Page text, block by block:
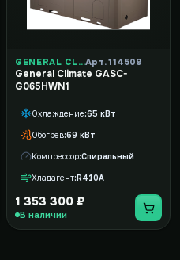
GENERAL CLIMATEАрт. 114509
General Climate GASC-
G065HWN1
Охлаждение 65 кВт
Обогрев 69 кВт
Компрессор Спиральный
Хладагент R410A
1 353 300 ₽
В наличии